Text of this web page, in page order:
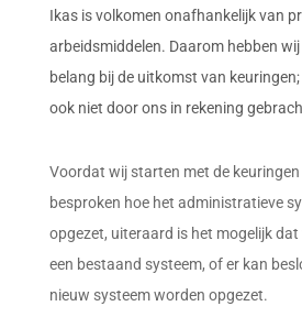
Ikas is volkomen onafhankelijk van
arbeidsmiddelen. Daarom hebben wij
belang bij de uitkomst van
ook niet door ons in rekening
Voordat wij starten met de
besproken hoe het administratieve
opgezet, uiteraard is het mogelijk
een bestaand systeem, of er kan
nieuw systeem worden opgezet.